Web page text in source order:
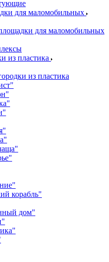
для маломобильных
для маломобильных
из пластика
из пластика
корабль"
дом"